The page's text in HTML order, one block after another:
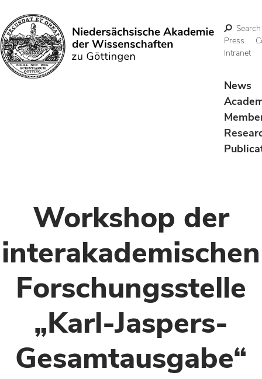
Search
Search
Press
Intranet
News
Workshop der
interakademischen
Forschungsstelle
„Karl-Jaspers-
Gesamtausgabe“